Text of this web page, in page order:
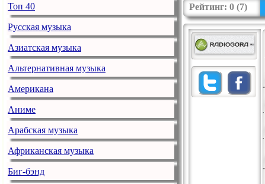
Топ 40
Русская музыка
Азиатская музыка
Альтернативная музыка
Американа
Аниме
Арабская музыка
Африканская музыка
Биг-бэнд
Рейтинг: 0 (7)